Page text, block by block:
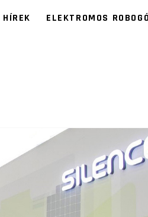
HÍREK ELEKTROMOS